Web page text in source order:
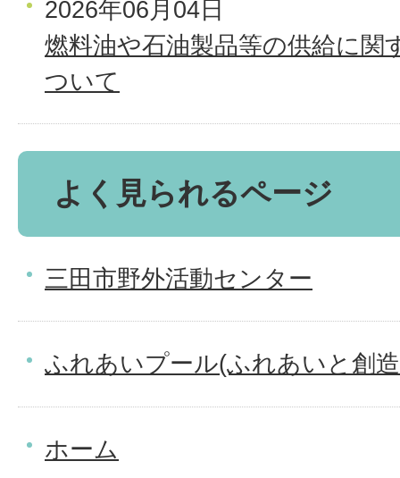
2026年06月04日
燃料油や石油製品等の供給に関
ついて
よく見られるページ
三田市野外活動センター
ふれあいプール(ふれあいと創
ホーム